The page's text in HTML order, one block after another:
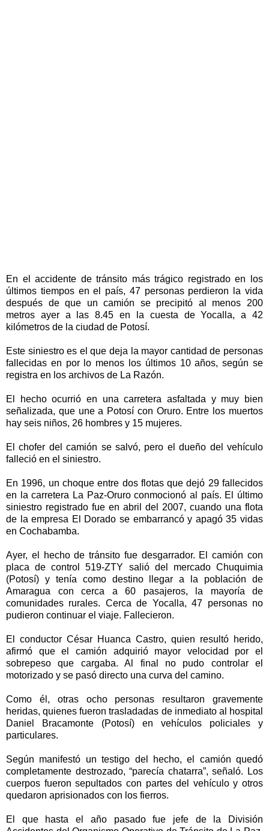
En el accidente de tránsito más trágico registrado en los
últimos tiempos en el país, 47 personas perdieron la vida
después de que un camión se precipitó al menos 200
metros ayer a las 8.45 en la cuesta de Yocalla, a 42
kilómetros de la ciudad de Potosí.
Este siniestro es el que deja la mayor cantidad de personas
fallecidas en por lo menos los últimos 10 años, según se
registra en los archivos de La Razón.
El hecho ocurrió en una carretera asfaltada y muy bien
señalizada, que une a Potosí con Oruro. Entre los muertos
hay seis niños, 26 hombres y 15 mujeres.
El chofer del camión se salvó, pero el dueño del vehículo
falleció en el siniestro.
En 1996, un choque entre dos flotas que dejó 29 fallecidos
en la carretera La Paz-Oruro conmocionó al país. El último
siniestro registrado fue en abril del 2007, cuando una flota
de la empresa El Dorado se embarrancó y apagó 35 vidas
en Cochabamba.
Ayer, el hecho de tránsito fue desgarrador. El camión con
placa de control 519-ZTY salió del mercado Chuquimia
(Potosí) y tenía como destino llegar a la población de
Amaragua con cerca a 60 pasajeros, la mayoría de
comunidades rurales. Cerca de Yocalla, 47 personas no
pudieron continuar el viaje. Fallecieron.
El conductor César Huanca Castro, quien resultó herido,
afirmó que el camión adquirió mayor velocidad por el
sobrepeso que cargaba. Al final no pudo controlar el
motorizado y se pasó directo una curva del camino.
Como él, otras ocho personas resultaron gravemente
heridas, quienes fueron trasladadas de inmediato al hospital
Daniel Bracamonte (Potosí) en vehículos policiales y
particulares.
Según manifestó un testigo del hecho, el camión quedó
completamente destrozado, “parecía chatarra”, señaló. Los
cuerpos fueron sepultados con partes del vehículo y otros
quedaron aprisionados con los fierros.
El que hasta el año pasado fue jefe de la División